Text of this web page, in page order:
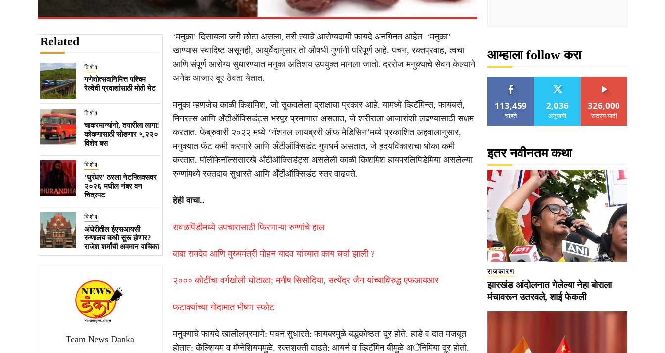
Related
विशेष
गणेशोत्सवानिमित्त पश्चिम
रेल्वेची प्रवाशांसाठी मोठी भेट
विशेष
चाकरमान्यांनो, तयारीला लागा!
कोकणासाठी सोडणार ५,२२०
विशेष बस
विशेष
‘धुरंधर’ ठरला नेटफ्लिक्सवर
२०२६ मधील नंबर वन
चित्रपट
विशेष
अंधेरीतील ईएसआयसी
रुग्णालय कधी सुरू होणार?
राजेश शर्मांची अवमान याचिका
Team News Danka
‘मनुका’ दिसायला जरी छोटा असला, तरी त्याचे आरोग्यदायी फायदे अनगिनत आहेत. ‘मनुका’
खाण्यास स्वादिष्ट असूनही, आयुर्वेदानुसार तो औषधी गुणांनी परिपूर्ण आहे. पचन, रक्तप्रवाह, त्वचा
आणि संपूर्ण आरोग्य सुधारण्यात मनुका अतिशय उपयुक्त मानला जातो. दररोज मनुक्याचे सेवन केल्याने
अनेक आजार दूर ठेवता येतात.
मनुका म्हणजेच काळी किशमिश, जो सुकवलेला द्राक्षाचा प्रकार आहे. यामध्ये व्हिटॅमिन्स, फायबर्स,
मिनरल्स आणि अँटीऑक्सिडंट्स भरपूर प्रमाणात असतात, जे शरीराला आजारांशी लढण्यासाठी सक्षम
करतात. फेब्रुवारी २०२२ मध्ये ‘नॅशनल लायब्ररी ऑफ मेडिसिन’मध्ये प्रकाशित अहवालानुसार,
मनुक्यात फॅट कमी करणारे आणि अँटीऑक्सिडंट गुणधर्म असतात, जे हृदयविकाराचा धोका कमी
करतात. पॉलीफेनॉल्ससारखे अँटीऑक्सिडंट्स असलेली काळी किशमिश हायपरलिपिडेमिया असलेल्या
रुग्णांमध्ये रक्तदाब सुधारते आणि अँटीऑक्सिडंट स्तर वाढवते.
हेही वाचा..
रावळपिंडीमध्ये उपचारासाठी फिरणाऱ्या रुग्णांचे हाल
बाबा रामदेव आणि मुख्यमंत्री मोहन यादव यांच्यात काय चर्चा झाली ?
२००० कोटींचा वर्गखोली घोटाळा; मनीष सिसोदिया, सत्येंद्र जैन यांच्याविरुद्ध एफआयआर
फटाक्यांच्या गोदामात भीषण स्फोट
मनुक्याचे फायदे खालीलप्रमाणे: पचन सुधारते: फायबरमुळे बद्धकोष्ठता दूर होते. हाडे व दात मजबूत
होतात: कॅल्शियम व मॅग्नेशियममुळे. रक्तशक्ती वाढते: आयर्न व व्हिटॅमिन बीमुळे अॅनिमिया दूर होतो.
आम्हाला follow करा
113,459
चाहते
2,036
अनुयायी
326,000
सदस्य यादी
इतर नवीनतम कथा
राजकारण
झारखंड आंदोलनात गेलेल्या नेहा बोराला
मंचावरून उतरवले, शाई फेकली